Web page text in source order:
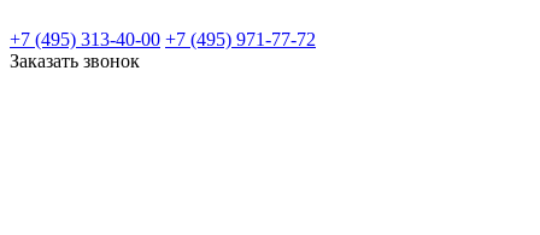
+7 (495) 313-40-00 +7 (495) 971-77-72
Заказать звонок